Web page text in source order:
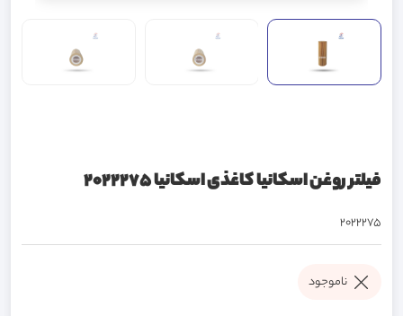
فیلتر روغن اسکانیا کاغذی اسکانیا 2022275
2022275
ناموجود